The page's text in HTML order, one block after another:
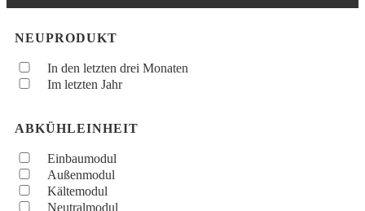
NEUPRODUKT
In den letzten drei Monaten
Im letzten Jahr
ABKÜHLEINHEIT
Einbaumodul
Außenmodul
Kältemodul
Neutralmodul